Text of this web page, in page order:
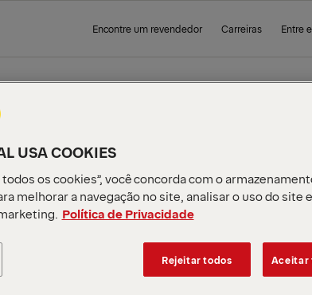
Encontre um revendedor Carreiras Entre
EMPRESA
USA COOKIES
os cookies”, você concorda com o
melhorar a navegação no site, analisar o uso do site
Política de Privacidade
Rejeitar todos Aceitar